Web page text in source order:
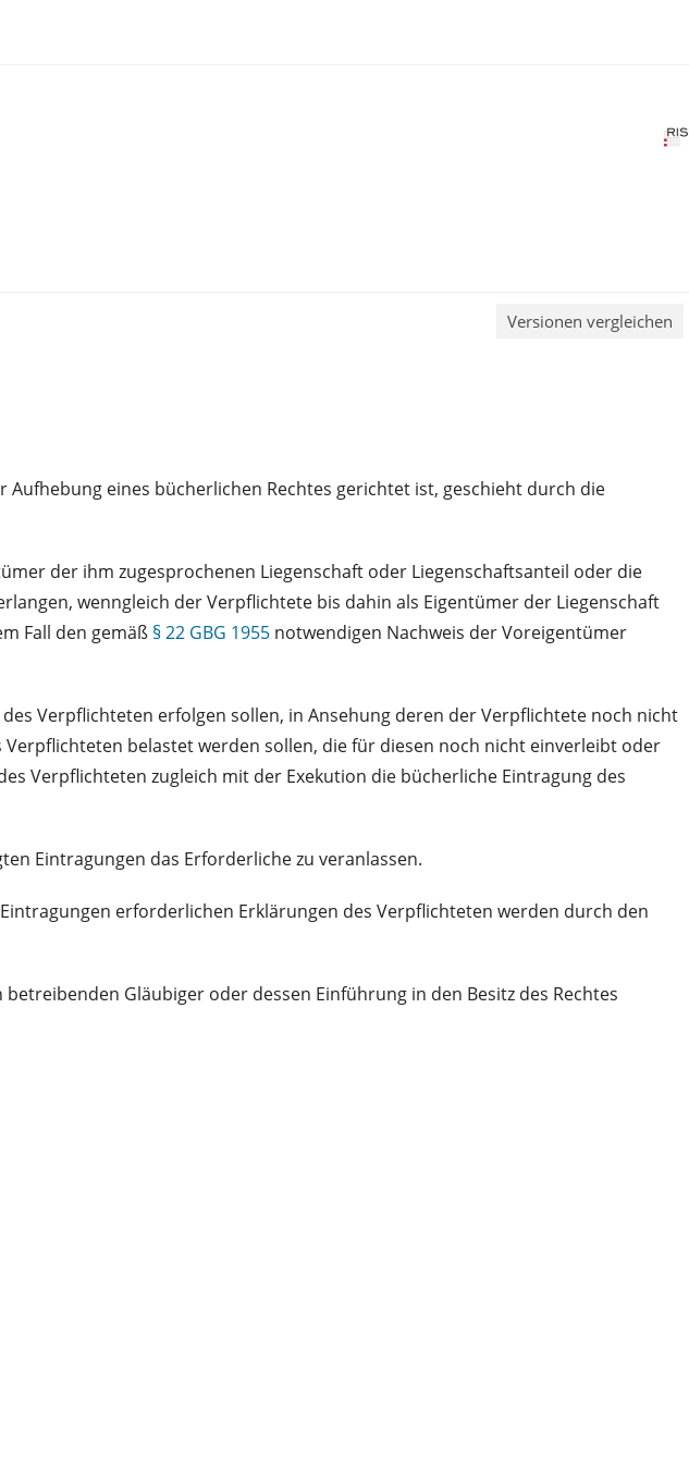
Versionen vergleichen
eines bücherlichen Rechtes gerichtet ist, geschieht durch die
der ihm zugesprochenen Liegenschaft oder Liegenschaftsanteil oder die
wenngleich der Verpflichtete bis dahin als Eigentümer der Liegenschaft
Fall den gemäß § 22 GBG 1955 notwendigen Nachweis der Voreigentümer
Verpflichteten erfolgen sollen, in Ansehung deren der Verpflichtete noch nicht
belastet werden sollen, die für diesen noch nicht einverleibt oder
Verpflichteten zugleich mit der Exekution die bücherliche Eintragung des
Eintragungen das Erforderliche zu veranlassen.
erforderlichen Erklärungen des Verpflichteten werden durch den
Gläubiger oder dessen Einführung in den Besitz des Rechtes